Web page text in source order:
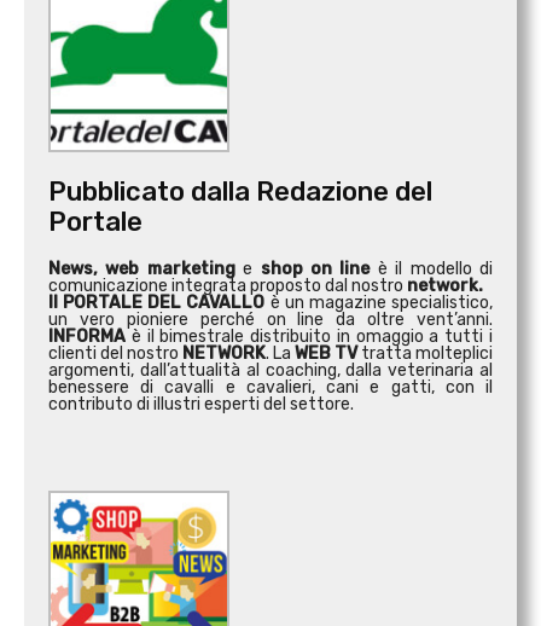
Pubblicato dalla Redazione del
Portale
News, web marketinge shop on line è il modello di
comunicazione integrata proposto dal nostro network.
Il PORTALE DEL CAVALLO è un magazine specialistico,
un vero pioniere perché on line da oltre vent’anni.
INFORMA è il bimestrale distribuito in omaggio a tutti i
clienti del nostro NETWORK. La WEB TVtratta molteplici
argomenti, dall’attualità al coaching, dalla veterinaria al
benessere di cavalli e cavalieri, cani e gatti, con il
contributo di illustri esperti del settore.